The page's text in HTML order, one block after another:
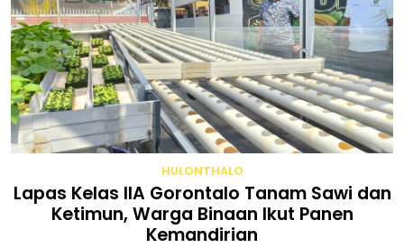
HULONTHALO
Lapas Kelas IIA Gorontalo Tanam Sawi dan
Ketimun, Warga Binaan Ikut Panen
Kemandirian